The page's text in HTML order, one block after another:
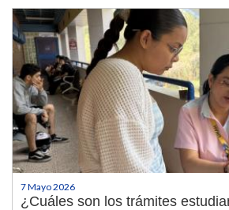
7 Mayo 2026
¿Cuáles son los trámites